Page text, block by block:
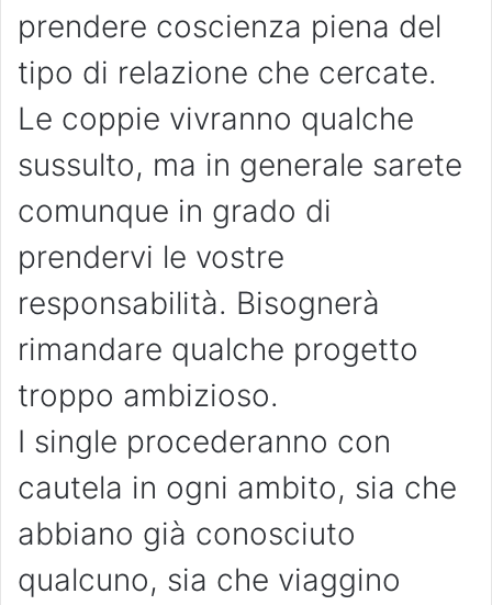
prendere coscienza piena del
tipo di relazione che cercate.
Le coppie vivranno qualche
sussulto, ma in generale sarete
comunque in grado di
prendervi le vostre
responsabilità. Bisognerà
rimandare qualche progetto
troppo ambizioso.
I single procederanno con
cautela in ogni ambito, sia che
abbiano già conosciuto
qualcuno, sia che viaggino